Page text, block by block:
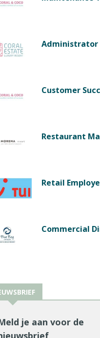
Administrator
Customer
Restaurant
Retail
Commercial
je aan voor de